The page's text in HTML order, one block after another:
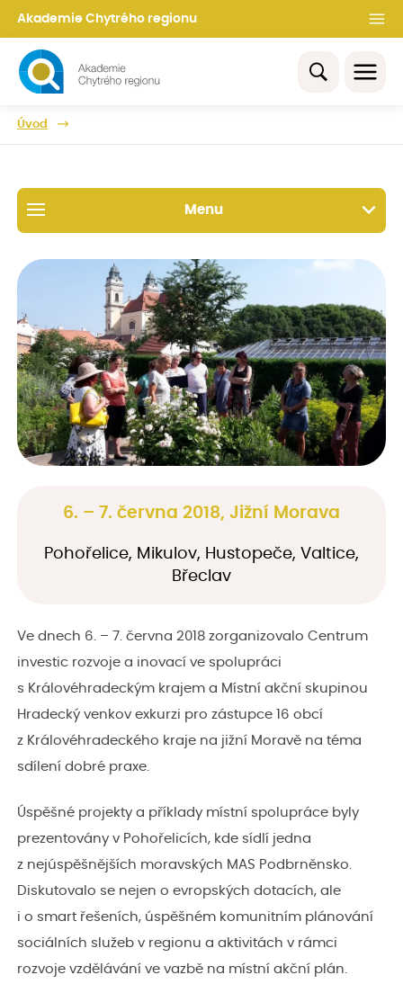
Akademie Chytrého regionu
Úvod
Menu
6. – 7. června 2018, Jižní Morava
Pohořelice, Mikulov, Hustopeče, Valtice,
Břeclav
Ve dnech 6. – 7. června 2018 zorganizovalo Centrum
investic rozvoje a inovací ve spolupráci
s Královéhradeckým krajem a Místní akční skupinou
Hradecký venkov exkurzi pro zástupce 16 obcí
z Královéhradeckého kraje na jižní Moravě na téma
sdílení dobré praxe.
Úspěšné projekty a příklady místní spolupráce byly
prezentovány v Pohořelicích, kde sídlí jedna
z nejúspěšnějších moravských MAS Podbrněnsko.
Diskutovalo se nejen o evropských dotacích, ale
i o smart řešeních, úspěšném komunitním plánování
sociálních služeb v regionu a aktivitách v rámci
rozvoje vzdělávání ve vazbě na místní akční plán.